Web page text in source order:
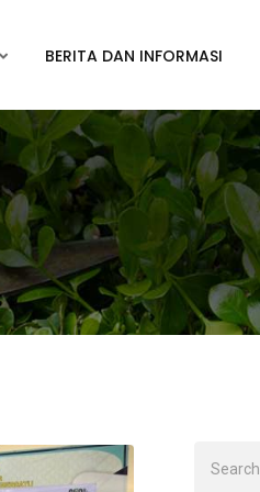
BERITA DAN INFORMASI